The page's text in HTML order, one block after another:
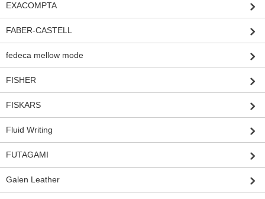
EXACOMPTA
FABER-CASTELL
fedeca mellow mode
FISHER
FISKARS
Fluid Writing
FUTAGAMI
Galen Leather